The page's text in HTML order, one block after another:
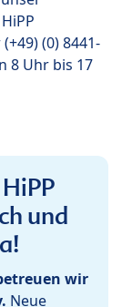
(0) 8441-
8 Uhr bis 17
und
wir
Neue